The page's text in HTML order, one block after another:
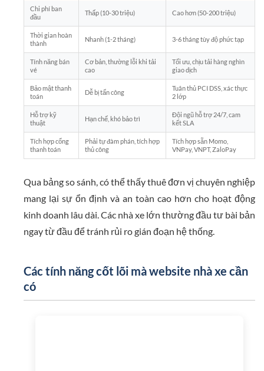
Chi phí ban
đầu
Thấp (10-30 triệu) Cao hơn (50-200 triệu)
Thời gian hoàn
thành
Nhanh (1-2 tháng) 3-6 tháng tùy độ phức tạp
Tính năng bán
vé
Cơ bản, thường lỗi khi tải
cao
Tối ưu, chịu tải hàng nghìn
giao dịch
Bảo mật thanh
toán
Dễ bị tấn công
Tuân thủ PCI DSS, xác thực
2 lớp
Hỗ trợ kỹ
thuật
Hạn chế, khó bảo trì
Đội ngũ hỗ trợ 24/7, cam
kết SLA
Tích hợp cổng
thanh toán
Phải tự đàm phán, tích hợp
thủ công
Tích hợp sẵn Momo,
VNPay, VNPT, ZaloPay
Qua bảng so sánh, có thể thấy thuê đơn vị chuyên nghiệp
mang lại sự ổn định và an toàn cao hơn cho hoạt động
kinh doanh lâu dài. Các nhà xe lớn thường đầu tư bài bản
ngay từ đầu để tránh rủi ro gián đoạn hệ thống.
Các tính năng cốt lõi mà website nhà xe cần
có